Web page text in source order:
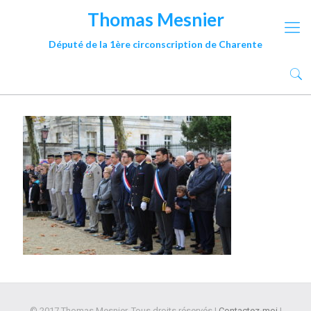
Thomas Mesnier
Député de la 1ère circonscription de Charente